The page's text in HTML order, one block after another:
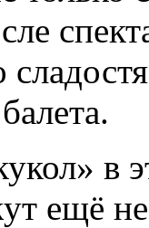
в
ещё